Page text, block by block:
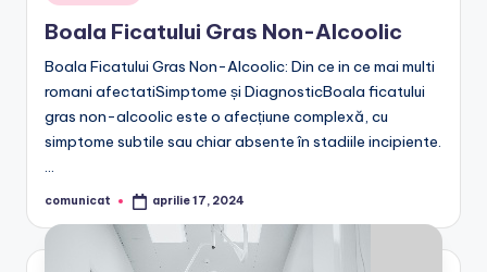
in
Boala Ficatului Gras Non-Alcoolic
Boala Ficatului Gras Non-Alcoolic: Din ce in ce mai multi
romani afectatiSimptome și DiagnosticBoala ficatului
gras non-alcoolic este o afecțiune complexă, cu
simptome subtile sau chiar absente în stadiile incipiente.
Posted
comunicat aprilie 17, 2024